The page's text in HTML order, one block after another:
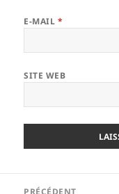
E-MAIL *
SITE WEB
PRÉCÉDENT